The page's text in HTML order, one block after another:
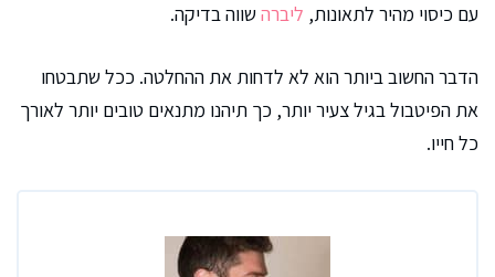
עם כיסוי מהיר לתאונות, ליברהשווה בדיקה.
הדבר החשוב ביותר הוא לא לדחות את ההחלטה. ככל שתבטחו
את הפיטבול בגיל צעיר יותר, כך תיהנו מתנאים טובים יותר לאורך
כל חייו.